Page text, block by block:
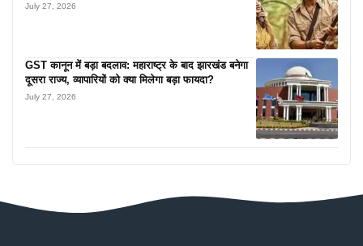
July 27, 2026
GST कानून में बड़ा बदलाव: महाराष्ट्र के बाद झारखंड बनेगा
दूसरा राज्य, व्यापारियों को क्या मिलेगा बड़ा फायदा?
July 27, 2026